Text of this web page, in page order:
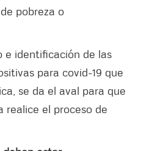
pobreza o
e identificación de las
para covid-19 que
se da el aval para que
realice el proceso de